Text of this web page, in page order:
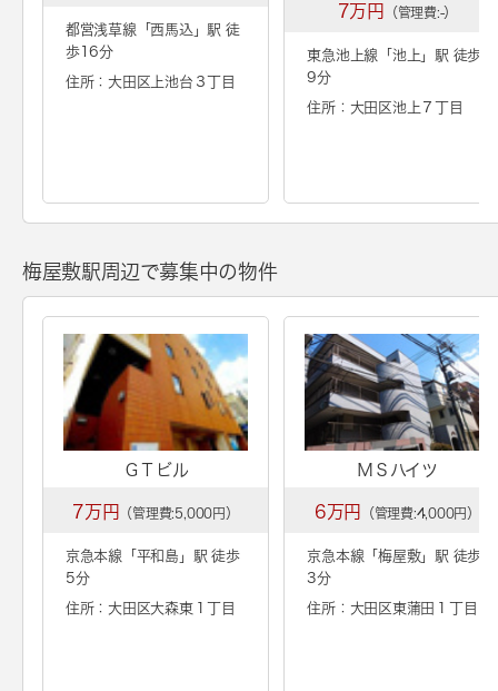
都営浅草線「西馬込 」駅 徒
歩16分
住所：大田区上池台３丁目
7万円 （管理費:-）
東急池上線「 池上 」駅 徒歩
9分
住所：大田区池上７丁目
梅屋敷駅周辺で募集中の物件
ＧＴビル
7万円 （管理費:5,000円）
京急本線「 平和島 」駅 徒歩
5分
住所：大田区大森東１丁目
ＭＳハイツ
6万円 （管理費:4,000円）
京急本線「梅屋敷」駅 徒歩
3分
住所：大田区東蒲田１丁目